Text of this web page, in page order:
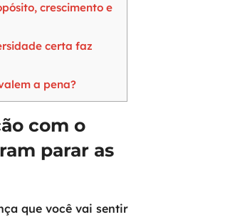
crescimento e
certa faz
a pena?
com o
parar as
que você vai sentir